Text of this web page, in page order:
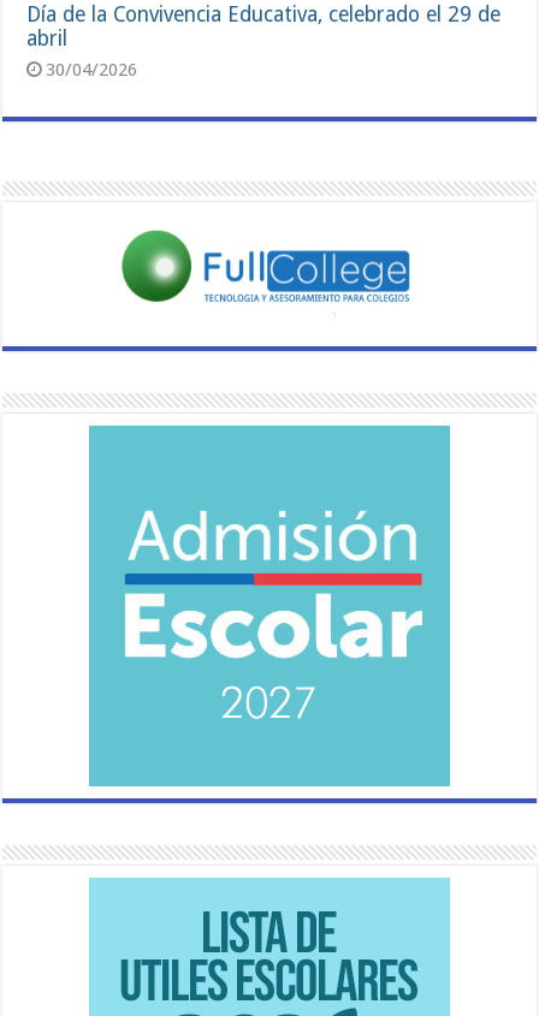
Día de la Convivencia Educativa, celebrado el 29 de
abril
30/04/2026